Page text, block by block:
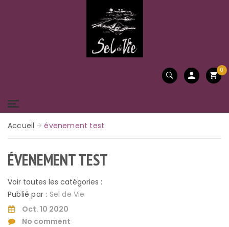
0
Accueil évenement test
ÉVENEMENT TEST
Voir toutes les catégories :
Publié par : Sel de Vie
Oct. 10 2020
No comment